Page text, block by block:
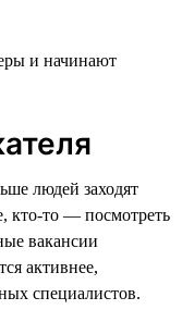
и начинают
людей заходят
кто-то — посмотреть
вакансии
активнее,
специалистов.